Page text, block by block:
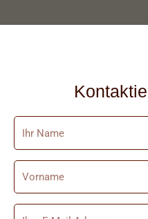
Name
Vorname
E-